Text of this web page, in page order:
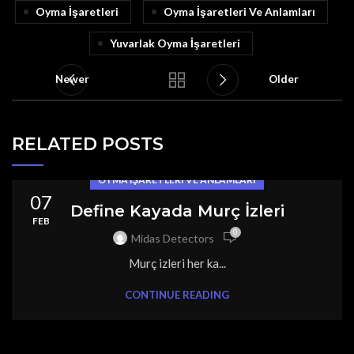
Oyma İşaretleri Oyma İşaretleri Ve Anlamları
Yuvarlak Oyma İşaretleri
Newer Older
RELATED POSTS
07
FEB
OYMA İŞARETLERI VE ANLAMLARI
Define Kayada Murç İzleri
Midas Detectors 0
Murç izleri her ka...
CONTINUE READING